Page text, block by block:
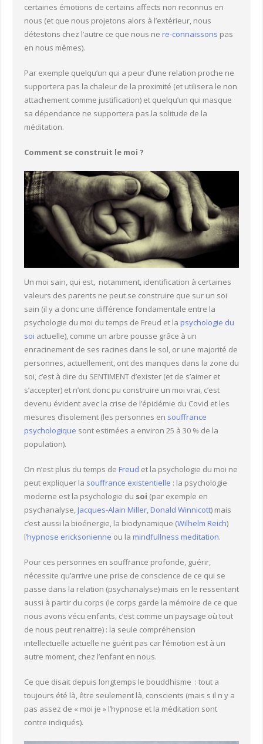
certaines émotions de certains affects non reconnus en
nous (et que nous projetons alors à l’extérieur, nous
détestons chez l’autre ce que nous ne re-connaissons pas
en nous mêmes).
Par exemple quelqu’un qui a peur d’une relation proche ne
supportera pas la chaleur de la proximité (et utilisera le non
attachement comme justification) et quelqu’un qui masque
sa dépendance ne supportera pas la solitude de la
méditation.
Comment se construit le moi ?
Un moi sain, qui est, notamment, identification à certaines
valeurs des parents ne peut se construire que sur un soi
sain (il y a donc une différence fondamentale entre la
psychologie du moi du temps de Freud et la psychologie du
soi actuelle), comme un arbre pousse grâce à un
enracinement de ses racines dans le sol, or une majorité de
personnes, actuellement, ont des manques dans la zone du
soi, c’est à dire du SENTIMENT d’exister (et de s’aimer et
s’accepter) et n’ont donc pu construire un moi vrai, c’est
devenu évident avec la crise de l’épidémie du Covid et les
mesures d’isolement (les personnes en souffrance
psychologique sont estimées a environ 25 à 30 % de la
population).
On n’est plus du temps de Freud et la psychologie du moi ne
peut expliquer la souffrance existentielle : la psychologie
moderne est la psychologie du soi (par exemple en
psychanalyse, Jacques-Alain Miller, Donald Winnicott) mais
c’est aussi la bioénergie, la biodynamique (Wilhelm Reich)
l’hypnose ericksonienne ou la mindfullness meditation.
Pour ces personnes en souffrance profonde, guérir,
nécessite qu’arrive une prise de conscience de ce qui se
passe dans la relation (psychanalyse) mais en le ressentant
aussi à partir du corps (le corps garde la mémoire de ce que
nous avons vécu enfants, c’est comme un paysage où tout
de nous peut renaitre) : la seule compréhension
intellectuelle actuelle ne guérit pas car l’émotion est à un
autre moment, chez l’enfant en nous.
Ce que disait depuis longtemps le bouddhisme : tout a
toujours été là, être seulement là, conscients (mais s il n y a
pas assez de « moi je » l’hypnose et la méditation sont
contre indiqués).